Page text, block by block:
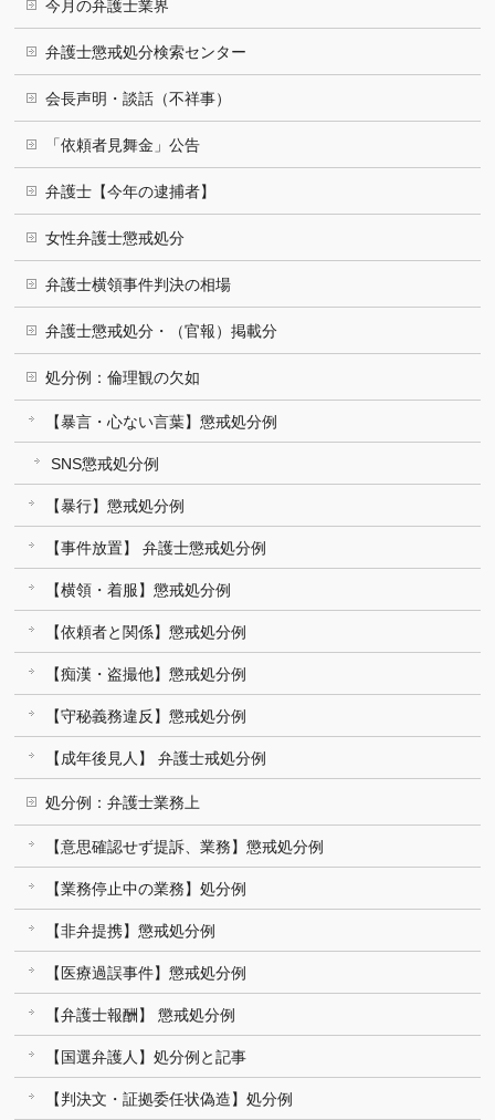
今月の弁護士業界
弁護士懲戒処分検索センター
会長声明・談話（不祥事）
「依頼者見舞金」公告
弁護士【今年の逮捕者】
女性弁護士懲戒処分
弁護士横領事件判決の相場
弁護士懲戒処分・（官報）掲載分
処分例：倫理観の欠如
【暴言・心ない言葉】懲戒処分例
SNS懲戒処分例
【暴行】懲戒処分例
【事件放置】 弁護士懲戒処分例
【横領・着服】懲戒処分例
【依頼者と関係】懲戒処分例
【痴漢・盗撮他】懲戒処分例
【守秘義務違反】懲戒処分例
【成年後見人】 弁護士戒処分例
処分例：弁護士業務上
【意思確認せず提訴、業務】懲戒処分例
【業務停止中の業務】処分例
【非弁提携】懲戒処分例
【医療過誤事件】懲戒処分例
【弁護士報酬】 懲戒処分例
【国選弁護人】処分例と記事
【判決文・証拠委任状偽造】処分例